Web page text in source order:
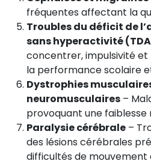
fréquentes affectant la
Troubles du déficit de
sans hyperactivité
concentrer, impulsivité
la performance scolaire
Dystrophies
neuromusculaires –
provoquant une faiblesse
Paralysie cérébrale –
des lésions cérébrales
difficultés de mouvement